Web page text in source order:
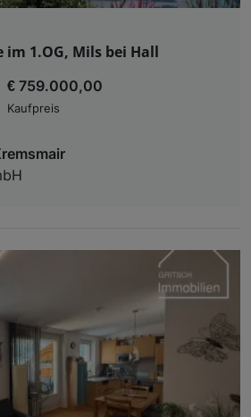
im 1.OG, Mils bei Hall
€ 759.000,00
Kaufpreis